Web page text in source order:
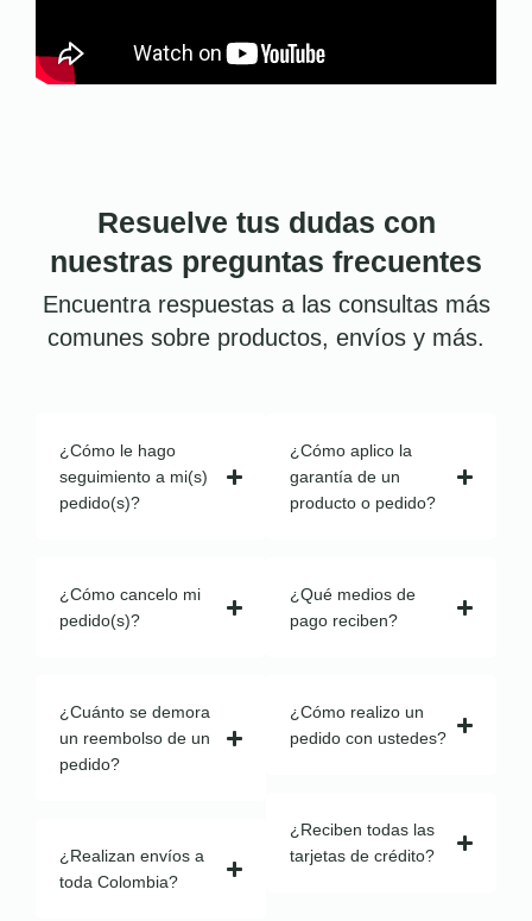
Resuelve tus dudas con
nuestras preguntas frecuentes
Encuentra respuestas a las consultas más
comunes sobre productos, envíos y más.
¿Cómo le hago
seguimiento a mi(s)
pedido(s)?
¿Cómo cancelo mi
pedido(s)?
¿Cuánto se demora
un reembolso de un
pedido?
¿Realizan envíos a
toda Colombia?
¿Cómo aplico la
garantía de un
producto o pedido?
¿Qué medios de
pago reciben?
¿Cómo realizo un
pedido con ustedes?
¿Reciben todas las
tarjetas de crédito?